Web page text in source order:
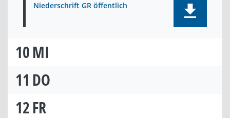
Niederschrift GR öffentlich
10MI
11 DO
12FR